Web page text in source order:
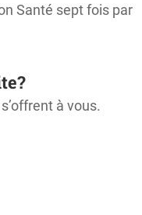
Santé sept fois par
à vous.